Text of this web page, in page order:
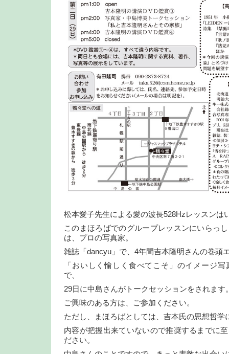
松本愛子先生による愛の波長528Hzレッスンは
このまほろばでのグループレッスンにいらっ
は、プロの写真家。
雑誌「dancyu」で、4年間吉本隆明さんの巻頭
「おいしく愉しく食べてこそ」のイメージ
で、
29日に中島さんがトークセッションをされます
ご興味のある方は、ご参加ください。
ただし、まほろばとしては、吉本氏の思想哲学
内容が把握出来ていないので推奨するまでに
ださい。